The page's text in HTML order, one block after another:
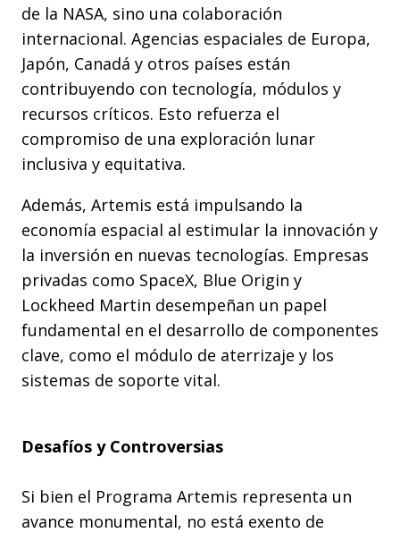
de la NASA, sino una colaboración
internacional. Agencias espaciales de Europa,
Japón, Canadá y otros países están
contribuyendo con tecnología, módulos y
recursos críticos. Esto refuerza el
compromiso de una exploración lunar
inclusiva y equitativa.
Además, Artemis está impulsando la
economía espacial al estimular la innovación y
la inversión en nuevas tecnologías. Empresas
privadas como SpaceX, Blue Origin y
Lockheed Martin desempeñan un papel
fundamental en el desarrollo de componentes
clave, como el módulo de aterrizaje y los
sistemas de soporte vital.
Desafíos y Controversias
Si bien el Programa Artemis representa un
avance monumental, no está exento de